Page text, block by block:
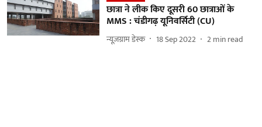
छात्रा ने लीक किए दूसरी 60 छात्राओं के
MMS : चंडीगढ़ यूनिवर्सिटी (CU)
न्यूज़ग्राम डेस्क 18 Sep 2022 2min read